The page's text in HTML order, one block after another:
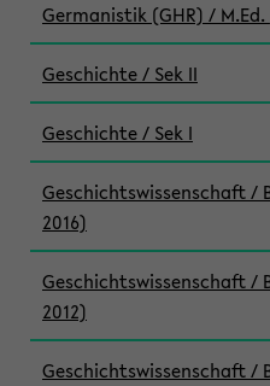
Germanistik (GHR) /
Geschichte / Sek II
Geschichte / Sek I
Geschichtswissenschaft /
2016)
Geschichtswissenschaft /
2012)
Geschichtswissenschaft /